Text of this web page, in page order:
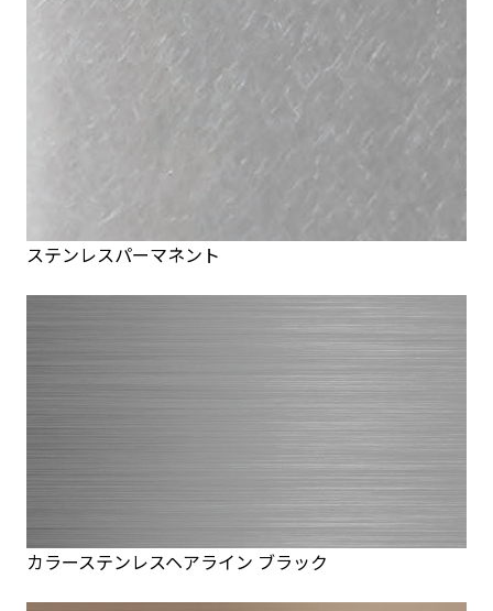
ステンレスパーマネント
カラーステンレスヘアライン ブラック